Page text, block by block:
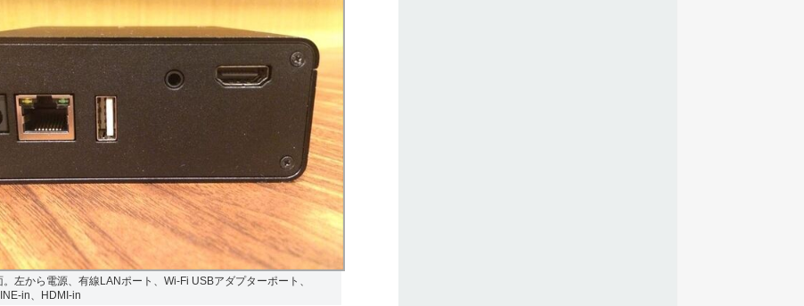
左から電源、有線LANポート、Wi-Fi USBアダプターポート、
in、HDMI-in